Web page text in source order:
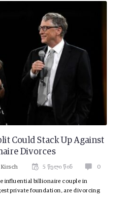
Could Stack Up Against
Divorces
5 წელი წინ 0
influential billionaire couple in
private foundation, are divorcing